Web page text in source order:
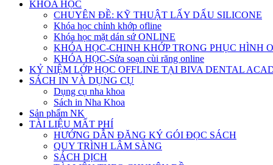
KHÓA HỌC
CHUYÊN ĐỀ: KỸ THUẬT LẤY DẤU SILICONE
Khóa học chỉnh khớp ofline
Khóa học mặt dán sứ ONLINE
KHÓA HỌC-CHINH KHỚP TRONG PHỤC HÌNH
KHÓA HỌC-Sửa soạn cùi răng online
KỶ NIỆM LỚP HỌC OFFLINE TẠI BIVA DENTAL
SÁCH IN VÀ DỤNG CỤ
Dụng cụ nha khoa
Sách in Nha Khoa
Sản phẩm NK
TÀI LIỆU MẤT PHÍ
HƯỚNG DẪN ĐĂNG KÝ GÓI ĐỌC SÁCH
QUY TRÌNH LÂM SÀNG
SÁCH DỊCH